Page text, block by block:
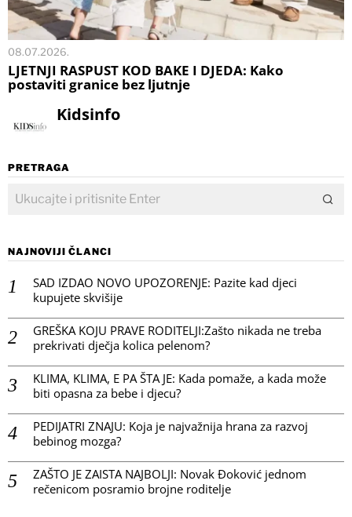
08.07.2026.
LJETNJI RASPUST KOD BAKE I DJEDA: Kako
postaviti granice bez ljutnje
Kidsinfo
PRETRAGA
NAJNOVIJI ČLANCI
SAD IZDAO NOVO UPOZORENJE: Pazite kad djeci
kupujete skvišije
GREŠKA KOJU PRAVE RODITELJI:Zašto nikada ne treba
prekrivati dječja kolica pelenom?
KLIMA, KLIMA, E PA ŠTA JE: Kada pomaže, a kada može
biti opasna za bebe i djecu?
PEDIJATRI ZNAJU: Koja je najvažnija hrana za razvoj
bebinog mozga?
ZAŠTO JE ZAISTA NAJBOLJI: Novak Đoković jednom
rečenicom posramio brojne roditelje